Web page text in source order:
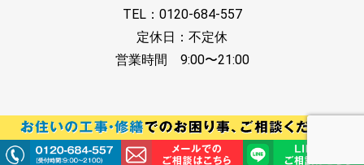
TEL：0120-684-557
定休日：不定休
営業時間 9:00〜21:00
Copyright © スギコーポレーション. All rights reserved.